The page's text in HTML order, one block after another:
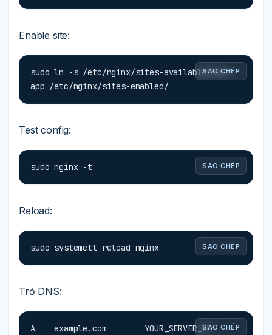
Enable site:
SAO CHÉP
sudo ln -s /etc/nginx/sites-available/next-
app /etc/nginx/sites-enabled/
Test config:
SAO CHÉP
sudo nginx -t
Reload:
SAO CHÉP
sudo systemctl reload nginx
Trỏ DNS:
SAO CHÉP
A    example.com        YOUR_SERVER_IP